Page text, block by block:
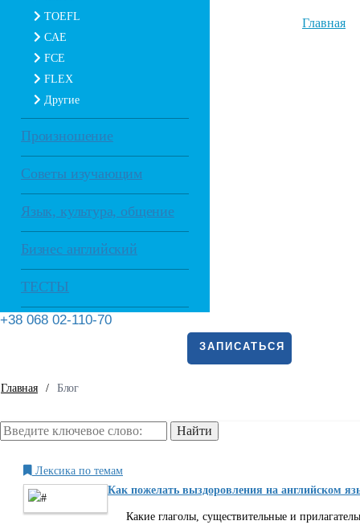
TOEFL
CAE
FCE
FLEX
Другие
Произношение
Советы изучающим
Язык, культура, общение
Бизнес английский
ТЕСТЫ
Главная
+38 068 02-110-70
ЗАПИСАТЬСЯ
Главная / Блог
Лексика по темам
Как пожелать выздоровления на английском
Какие глаголы, существительные и